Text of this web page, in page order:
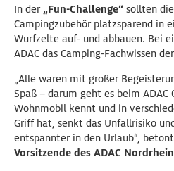
In der „Fun-Challenge“ sollten
Campingzubehör platzsparend in
Wurfzelte auf- und abbauen. Bei
ADAC das Camping-Fachwissen
„Alle waren mit großer
Spaß – darum geht es beim ADAC
Wohnmobil kennt und in
Griff hat, senkt das Unfallrisiko
entspannter in den Urlaub“,
Vorsitzende des ADAC